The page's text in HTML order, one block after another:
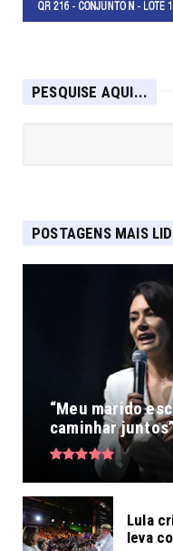
PESQUISE AQUI...
POSTAGENS MAIS
“Meu marido
caminhar
Lula
leva